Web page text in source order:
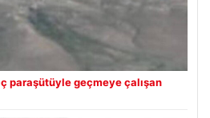
paraşütüyle geçmeye çalışan